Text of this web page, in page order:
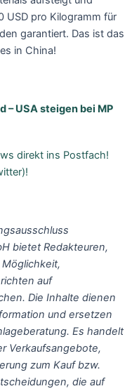
USD pro Kilogramm für
garantiert. Das ist das
in China!
– USA steigen bei MP
direkt ins Postfach!
bietet Redakteuren,
auf
Die Inhalte dienen
und ersetzen
Es handelt
Verkaufsangebote,
zum Kauf bzw.
die auf